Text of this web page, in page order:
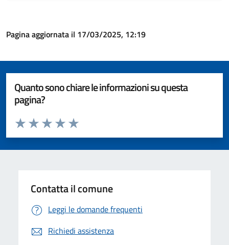
Pagina aggiornata il 17/03/2025, 12:19
Quanto sono chiare le informazioni su questa
pagina?
Valuta da 1 a 5 stelle la pagina
Valuta 5 stelle su 5
Valuta 4 stelle su 5
Valuta 3 stelle su 5
Valuta 2 stelle su 5
Valuta 1 stelle su 5
Contatta il comune
Leggi le domande frequenti
Richiedi assistenza